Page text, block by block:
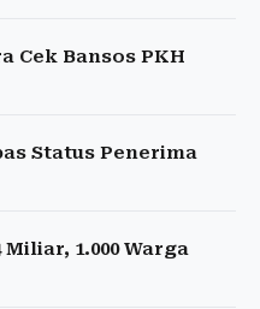
Cek Bansos PKH
Status Penerima
1.000 Warga